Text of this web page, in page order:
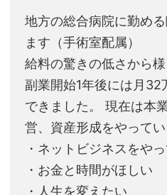
地方の総合病院に勤め
ます（手術室配属）
給料の驚きの低さから
副業開始1年後には月32
できました。 現在は本
営、資産形成をやってい
・ネットビジネスをや
・お金と時間がほしい
・人生を変えたい